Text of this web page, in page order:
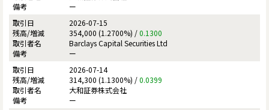
ー
2026-07-15
354,000 (1.2700%) /0.1300
Barclays Capital Securities Ltd
ー
2026-07-14
314,300 (1.1300%) /0.0399
大和証券株式会社
ー